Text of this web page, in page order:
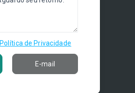
Política de Privacidade
E-mail